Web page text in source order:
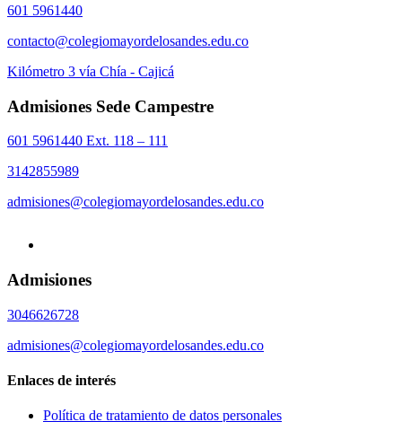
601 5961440
contacto@colegiomayordelosandes.edu.co
Kilómetro 3 vía Chía - Cajicá
Admisiones Sede Campestre
601 5961440 Ext. 118 – 111
3142855989
admisiones@colegiomayordelosandes.edu.co
Admisiones
3046626728
admisiones@colegiomayordelosandes.edu.co
Enlaces de interés
Política de tratamiento de datos personales